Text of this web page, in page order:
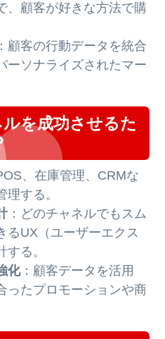
、顧客が好きな方法で購
：顧客の行動データを統合
ーソナライズされたマー
を成功させるた
、在庫管理、CRMな
理する。
：どのチャネルでもスム
るUX（ユーザーエクス
る。
化：顧客データを活用
ったプロモーションや商